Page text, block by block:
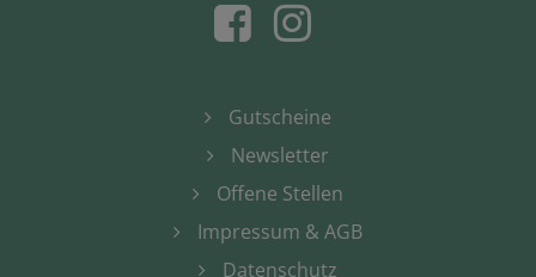
Gutscheine
Newsletter
Offene Stellen
Impressum & AGB
Datenschutz